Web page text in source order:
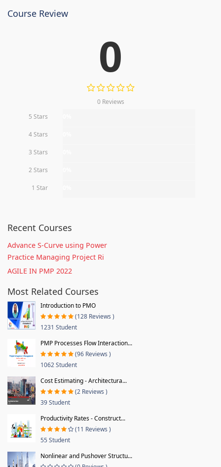
Course Review
0
0 Reviews
5 Stars
4 Stars
3 Stars
2 Stars
1 Star
Recent Courses
Advance S-Curve using Power
Practice Managing Project Ri
AGILE IN PMP 2022
Most Related Courses
Introduction to PMO
(128 Reviews )
1231 Student
PMP Processes Flow Interaction...
(96 Reviews )
1062 Student
Cost Estimating - Architectura...
(2 Reviews )
39 Student
Productivity Rates - Construct...
(11 Reviews )
55 Student
Nonlinear and Pushover Structu...